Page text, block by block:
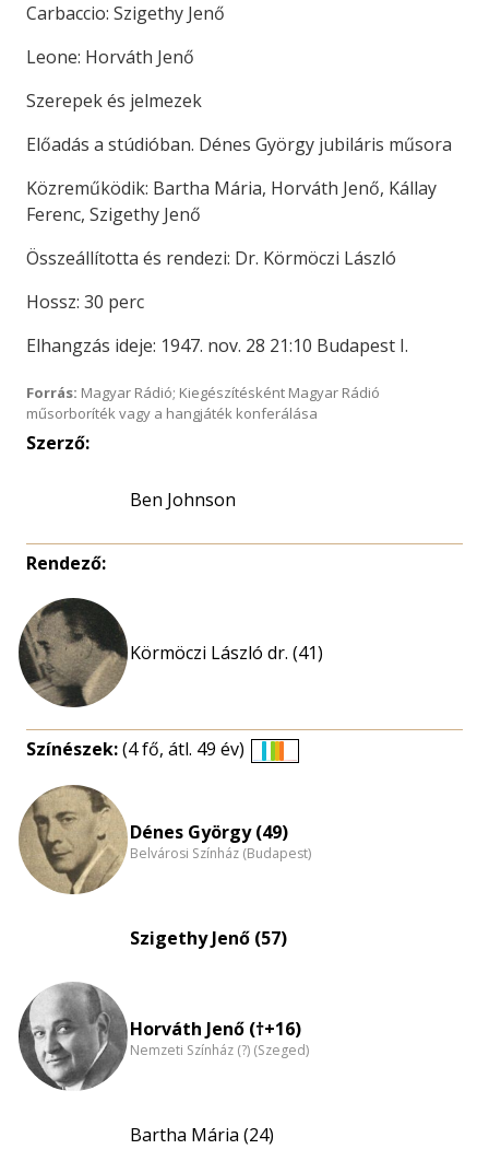
Carbaccio: Szigethy Jenő
Leone: Horváth Jenő
Szerepek és jelmezek
Előadás a stúdióban. Dénes György jubiláris műsora
Közreműködik: Bartha Mária, Horváth Jenő, Kállay
Ferenc, Szigethy Jenő
Összeállította és rendezi: Dr. Körmöczi László
Hossz: 30 perc
Elhangzás ideje: 1947. nov. 28 21:10 Budapest I.
Forrás: Magyar Rádió; Kiegészítésként Magyar Rádió
műsorboríték vagy a hangjáték konferálása
Szerző:
Ben Johnson
Rendező:
Körmöczi László dr. (41)
Színészek:(4 fő, átl. 49 év)
nagyítása
Dénes György (49)
Belvárosi Színház (Budapest)
Szigethy Jenő (57)
Horváth Jenő (†+16)
Nemzeti Színház (?) (Szeged)
Bartha Mária (24)